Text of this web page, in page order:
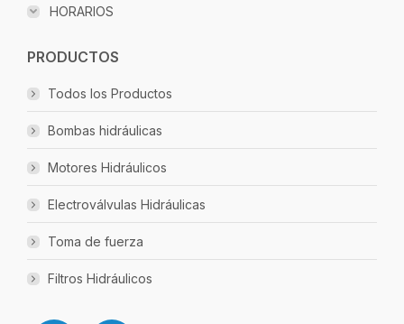
HORARIOS
PRODUCTOS
Todos los Productos
Bombas hidráulicas
Motores Hidráulicos
Electroválvulas Hidráulicas
Toma de fuerza
Filtros Hidráulicos